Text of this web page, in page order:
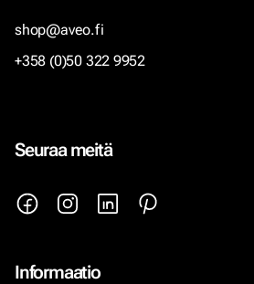
shop@aveo.fi
+358 (0)50 322 9952
Seuraa meitä
Informaatio